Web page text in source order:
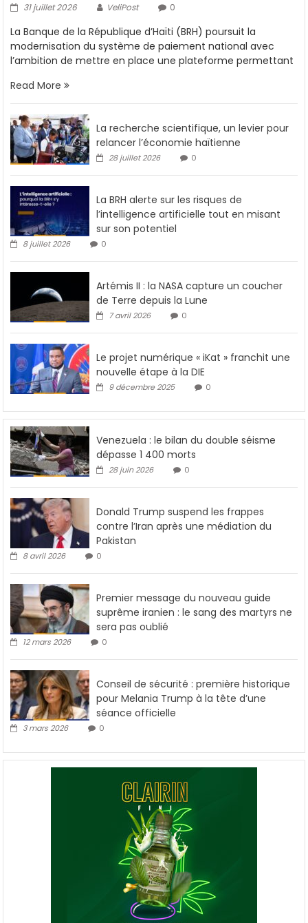
31 juillet 2026 VeliPost 0
La Banque de la République d’Haïti (BRH) poursuit la
modernisation du système de paiement national avec
l’ambition de mettre en place une plateforme permettant
Read More
La recherche scientifique, un levier pour
relancer l’économie haïtienne
28 juillet 2026 0
La BRH alerte sur les risques de
l’intelligence artificielle tout en misant
sur son potentiel
8 juillet 2026 0
Artémis II : la NASA capture un coucher
de Terre depuis la Lune
7 avril 2026 0
Le projet numérique « iKat » franchit une
nouvelle étape à la DIE
9 décembre 2025 0
Venezuela : le bilan du double séisme
dépasse 1 400 morts
28 juin 2026 0
Donald Trump suspend les frappes
contre l’Iran après une médiation du
Pakistan
8 avril 2026 0
Premier message du nouveau guide
suprême iranien : le sang des martyrs ne
sera pas oublié
12 mars 2026 0
Conseil de sécurité : première historique
pour Melania Trump à la tête d’une
séance officielle
3 mars 2026 0